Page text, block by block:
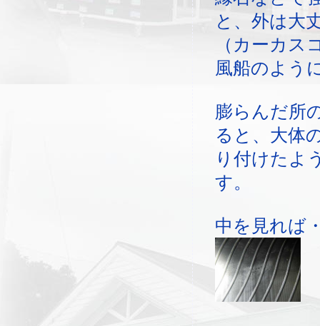
と、外は大
（カーカス
風船のよう
膨らんだ所
ると、大体
り付けたよ
す。
中を見れば